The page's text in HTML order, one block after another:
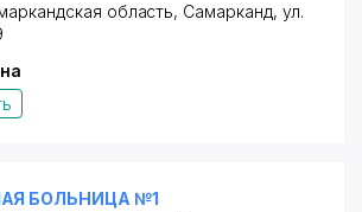
область, Самарканд, ул.
БОЛЬНИЦА №1